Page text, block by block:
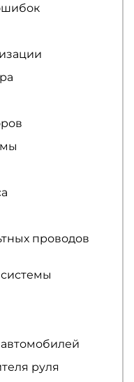
проводов
руля